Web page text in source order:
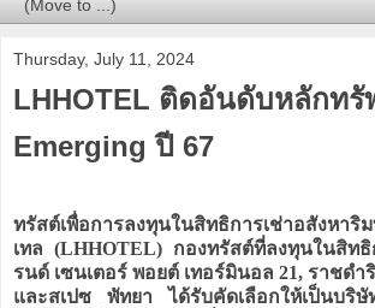
Thursday, July 11, 2024
LHHOTEL ติดอันดับหลักทรั
Emerging ปี 67
ทรัสต์เพื่อการลงทุนในสิทธิการเช่าอสังหาริ
เทล (LHHOTEL) กองทรัสต์ที่ลงทุนในสิทธิ
รนด์ เซนเตอร์ พอยต์ เทอร์มินอล 21, ราชดำ
และสเปซ พัทยา ได้รับคัดเลือกให้เป็นบริษั